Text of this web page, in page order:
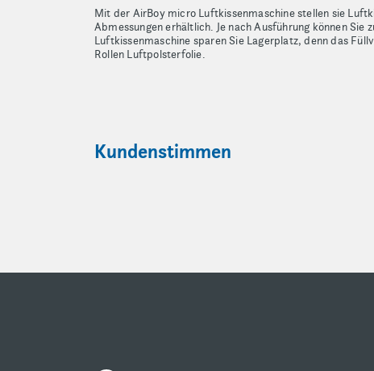
Mit der AirBoy micro Luftkissenmaschine stellen sie
Abmessungen erhältlich. Je nach Ausführung können
Luftkissenmaschine sparen Sie Lagerplatz, denn das
Rollen Luftpolsterfolie.
Kundenstimmen